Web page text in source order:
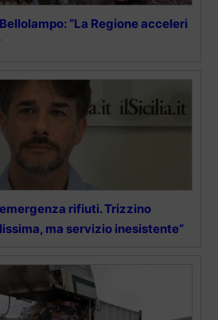
“La Regione acceleri
rifiuti. Trizzino
ma servizio inesistente”